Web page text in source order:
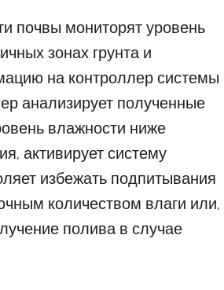
почвы мониторят уровень
зонах грунта и
на контроллер системы
анализирует полученные
влажности ниже
активирует систему
избежать подпитывания
количеством влаги или,
полива в случае